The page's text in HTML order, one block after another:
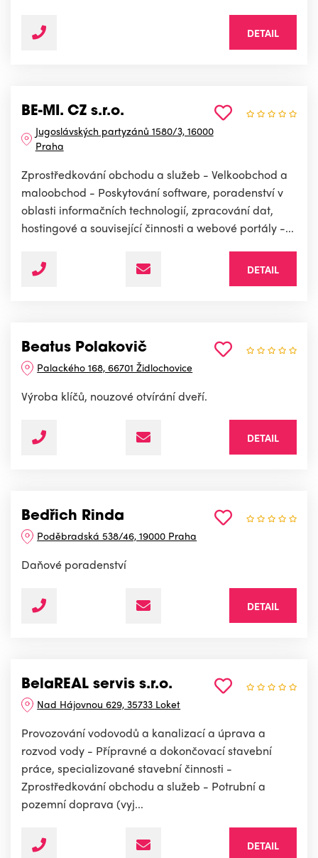
DETAIL
BE-MI. CZ s.r.o.
Jugoslávských partyzánů 1580/3, 16000
Praha
Zprostředkování obchodu a služeb - Velkoobchod a
maloobchod - Poskytování software, poradenství v
oblasti informačních technologií, zpracování dat,
hostingové a související činnosti a webové portály -...
DETAIL
Beatus Polakovič
Palackého 168, 66701 Židlochovice
Výroba klíčů, nouzové otvírání dveří.
DETAIL
Bedřich Rinda
Poděbradská 538/46, 19000 Praha
Daňové poradenství
DETAIL
BelaREAL servis s.r.o.
Nad Hájovnou 629, 35733 Loket
Provozování vodovodů a kanalizací a úprava a
rozvod vody - Přípravné a dokončovací stavební
práce, specializované stavební činnosti -
Zprostředkování obchodu a služeb - Potrubní a
pozemní doprava (vyj...
DETAIL